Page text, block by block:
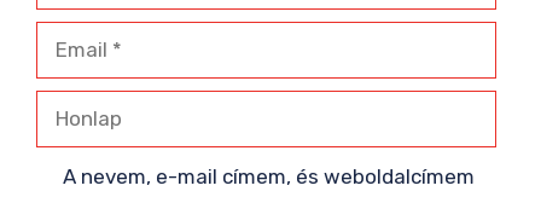
Email
Honlap
A nevem, e-mail címem, és weboldalcímem